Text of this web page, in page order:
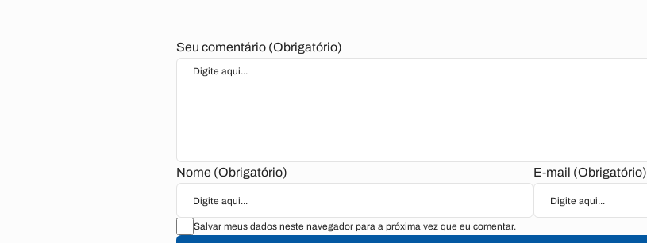
Seu comentário (Obrigatório)
Nome (Obrigatório) E-mail (Obrigatório)
Salvar meus dados neste navegador para a próxima vez que eu comentar.